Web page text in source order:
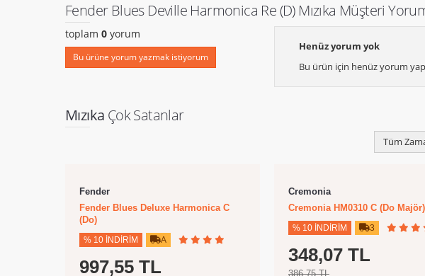
Fender Blues Deville Harmonica Re (D) Mızıka Müşteri
toplam 0 yorum
Bu ürüne yorum yazmak istiyorum
Henüz yorum yok
Bu ürün için henüz yorum
Mızıka Çok Satanlar
Tüm
Fender
Fender Blues Deluxe Harmonica C
(Do)
% 10 İNDIRIM A
997,55 TL
Cremonia
Cremonia HM0310 C (Do Majör)
% 10 İNDIRIM 3
348,07 TL
386,75 TL